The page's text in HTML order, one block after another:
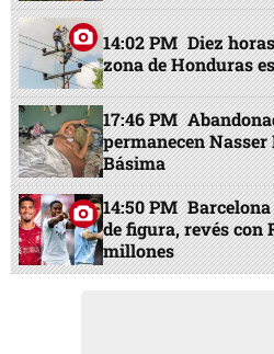
14:02 PM Diez
zona de Honduras
17:46 PM
permanecen
Básima
14:50 PM
de figura, revés con
millones